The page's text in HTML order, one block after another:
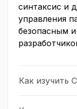
синтаксис и
управления
безопасным
Как изучить